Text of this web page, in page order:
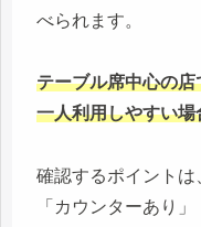
べられます。
テーブル席中心の
一人利用しやすい
確認するポイント
「カウンターあり